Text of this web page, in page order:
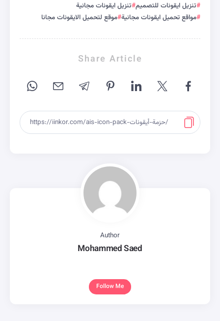
تنزيل ايقونات للتصميم تنزيل ايقونات مجانية
مواقع تحميل ايقونات مجانية موقع لتحميل الايقونات مجانا
Share Article
Author
Mohammed Saed
Follow Me